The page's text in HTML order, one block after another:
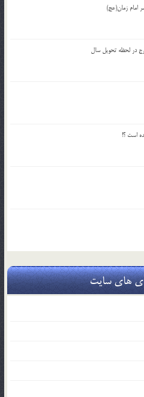
امام زمان(عج)
در لحظه تحویل سال
است ؟!
های سایت